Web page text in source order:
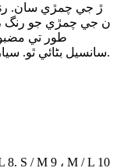
طور تي
سانسيل بڻائي ٿو. سياري جي قدمن تي هٿ گرم رکڻ لاءِ مثالي آهي.